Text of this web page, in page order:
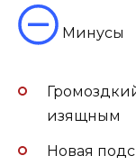
Минусы
изящным
Новая